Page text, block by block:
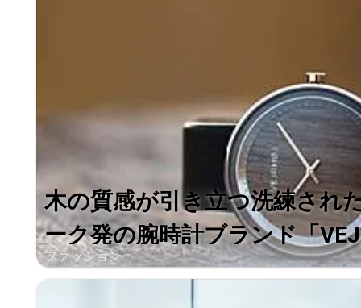
木の質感が引き立つ洗練され
ーク発の腕時計ブランド「
ファッション